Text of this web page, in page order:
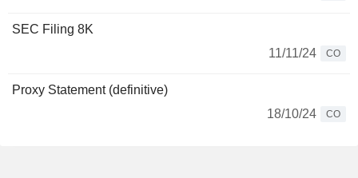
SEC Filing 8K
11/11/24
CO
Proxy Statement (definitive)
18/10/24
CO